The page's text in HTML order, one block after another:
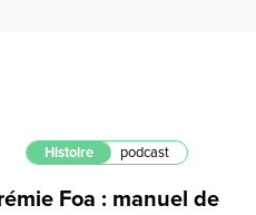
Histoire podcast
Foa : manuel de